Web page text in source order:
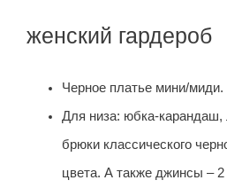
женский гардероб
Черное платье мини/миди.
Для низа: юбка-карандаш,
брюки классического
цвета. А также джинсы –